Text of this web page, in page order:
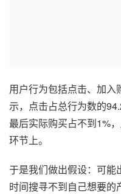
用户行为包括点击、加
示，点击占总行为数的
最后实际购买占不到1%
环节上。
于是我们做出假设：可能
时间搜寻不到自己想要